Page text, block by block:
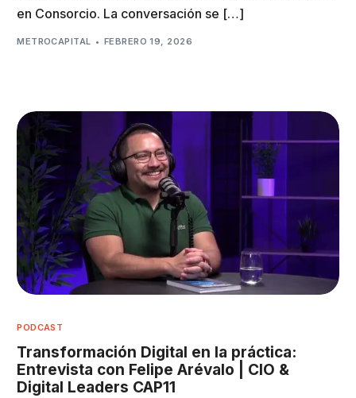
en Consorcio. La conversación se […]
METROCAPITAL FEBRERO 19, 2026
PODCAST
Transformación Digital en la práctica:
Entrevista con Felipe Arévalo | CIO &
Digital Leaders CAP11